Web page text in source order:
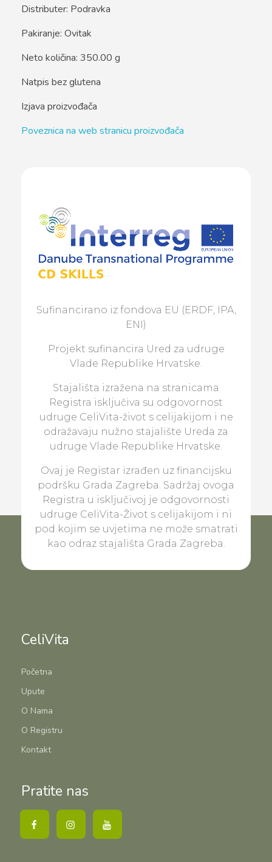
Distributer: Podravka
Pakiranje: Ovitak
Neto količina: 350.00 g
Natpis bez glutena
Izjava proizvođača
Poveznica na web stranicu proizvođača
Sufinancirano iz fondova EU (ERDF, IPA,
ENI)
Projekt sufinancira Ured za udruge
Vlade Republike Hrvatske.
Stajališta izražena na stranicama
Registra isključiva su odgovornost
udruge CeliVita-život s celijakijom i ne
odražavaju nužno stajalište Ureda za
udruge Vlade Republike Hrvatske.
Ovaj je Registar izrađen uz financijsku
podršku Grada Zagreba. Sadržaj ovoga
Registra u isključivoj je odgovornosti
udruge CeliVita-Život s celijakijom i ni
pod kojim se uvjetima ne može smatrati
kao odraz stajališta Grada Zagreba.
CeliVita
Početna
Upute
O Nama
O Registru
Kontakt
Pratite nas